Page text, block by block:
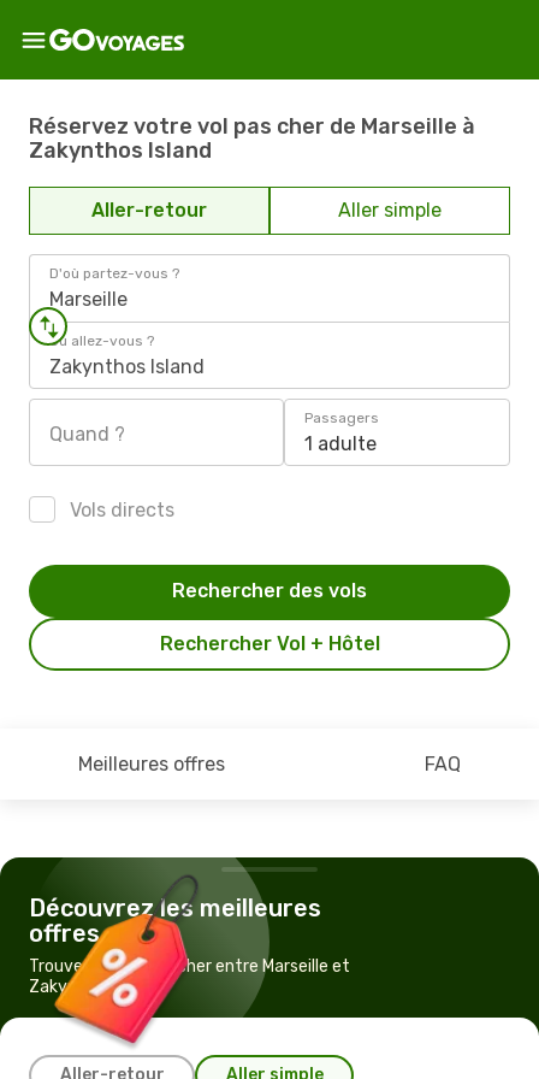
Réservez votre vol pas cher de Marseille à
Zakynthos Island
Aller-retour Aller simple
D'où partez-vous ?
Marseille
Où allez-vous ?
Zakynthos Island
Quand ?
Passagers
1 adulte
Vols directs
Rechercher Vol + Hôtel
Rechercher des vols
Meilleures offres FAQ
Découvrez les meilleures
offres
Trouvez un vol pas cher entre Marseille et
Zakynthos Island
Aller-retour Aller simple